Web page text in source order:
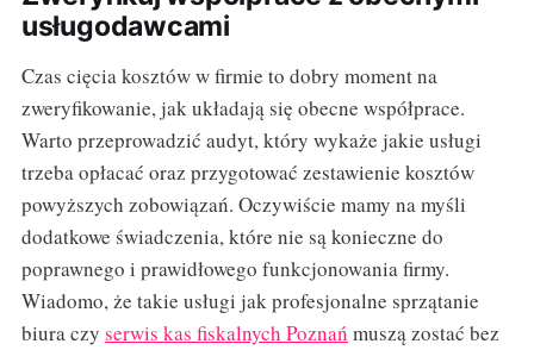
usługodawcami
Czas cięcia kosztów w firmie to dobry moment na
zweryfikowanie, jak układają się obecne współprace.
Warto przeprowadzić audyt, który wykaże jakie usługi
trzeba opłacać oraz przygotować zestawienie kosztów
powyższych zobowiązań. Oczywiście mamy na myśli
dodatkowe świadczenia, które nie są konieczne do
poprawnego i prawidłowego funkcjonowania firmy.
Wiadomo, że takie usługi jak profesjonalne sprzątanie
biura czy serwis kas fiskalnych Poznań muszą zostać bez